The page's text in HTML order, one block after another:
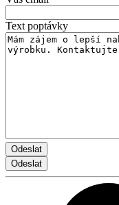
Text poptávky